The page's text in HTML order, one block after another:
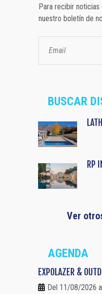
Para recibir noticias
nuestro boletín de
BUSCAR
RP
Ver
AGENDA
EXPOLAZER &
Del 11/08/2026